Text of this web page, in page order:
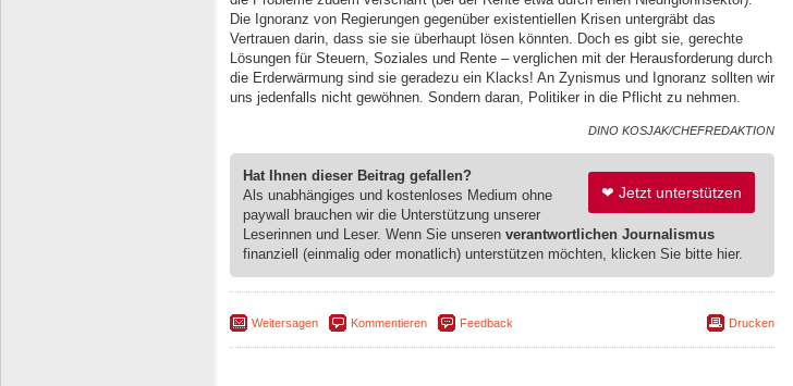
Die Ignoranz von Regierungen gegenüber existentiellen Krisen untergräbt das
Vertrauen darin, dass sie sie überhaupt lösen könnten. Doch es gibt sie, gerechte
Lösungen für Steuern, Soziales und Rente – verglichen mit der Herausforderung durch
die Erderwärmung sind sie geradezu ein Klacks! An Zynismus und Ignoranz sollten wir
uns jedenfalls nicht gewöhnen. Sondern daran, Politiker in die Pflicht zu nehmen.
DINO KOSJAK/CHEFREDAKTION
❤ Jetzt unterstützen
Hat Ihnen dieser Beitrag gefallen?
Als unabhängiges und kostenloses Medium ohne
paywall brauchen wir die Unterstützung unserer
Leserinnen und Leser. Wenn Sie unseren verantwortlichen Journalismus
finanziell (einmalig oder monatlich) unterstützen möchten, klicken Sie bitte hier.
Weitersagen Kommentieren Feedback Drucken